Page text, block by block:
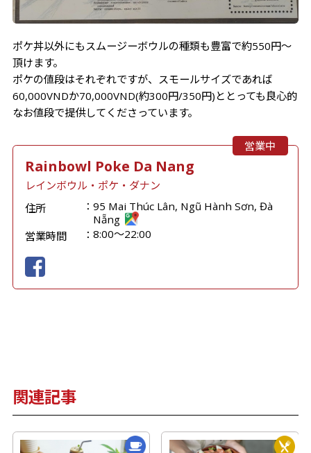
ポケ丼以外にもスムージーボウルの種類も豊富で約550円～
頂けます。
ポケの値段はそれぞれですが、スモールサイズであれば
60,000VNDか70,000VND(約300円/350円)ととっても良心的
なお値段で提供してくださっています。
営業中
Rainbowl Poke Da Nang
レインボウル・ポケ・ダナン
住所
95 Mai Thúc Lân, Ngũ Hành Sơn, Đà
Nẵng
営業時間
8:00〜22:00
関連記事